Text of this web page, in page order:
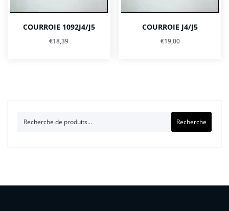
COURROIE 1092J4/J5
€18,39
COURROIE J4/J5
€19,00
Recherche